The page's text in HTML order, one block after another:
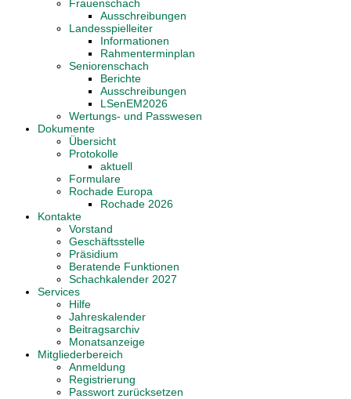
Frauenschach
Ausschreibungen
Landesspielleiter
Informationen
Rahmenterminplan
Seniorenschach
Berichte
Ausschreibungen
LSenEM2026
Wertungs- und Passwesen
Dokumente
Übersicht
Protokolle
aktuell
Formulare
Rochade Europa
Rochade 2026
Kontakte
Vorstand
Geschäftsstelle
Präsidium
Beratende Funktionen
Schachkalender 2027
Services
Hilfe
Jahreskalender
Beitragsarchiv
Monatsanzeige
Mitgliederbereich
Anmeldung
Registrierung
Passwort zurücksetzen